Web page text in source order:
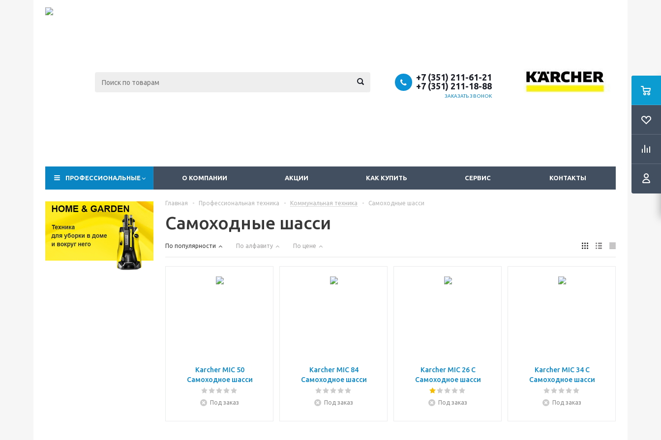
+7 (351) 211-61-21
+7 (351) 211-18-88
ЗАКАЗАТЬ ЗВОНОК
ПРОФЕССИОНАЛЬНЫЕ О КОМПАНИИ АКЦИИ КАК КУПИТЬ СЕРВИС КОНТАКТЫ
Главная - Профессиональная техника - Коммунальная техника - Самоходные шасси
Самоходные шасси
По популярности По алфавиту По цене
Karcher MIC 50
Самоходное шасси
Под заказ
Karcher MIC 84
Самоходное шасси
Под заказ
Karcher MIC 26 С
Самоходное шасси
Под заказ
Karcher MIC 34 С
Самоходное шасси
Под заказ